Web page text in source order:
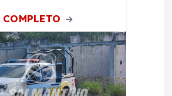
COMPLETO